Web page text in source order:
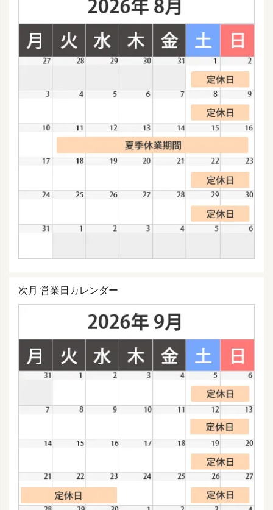
次月 営業日カレンダー